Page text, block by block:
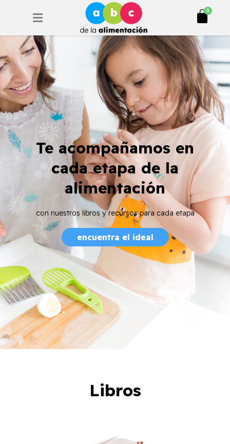
0
Cart
Te acompañamos en
cada etapa de la
alimentación
con nuestros libros y recursos para cada etapa
encuentra el ideal
Libros